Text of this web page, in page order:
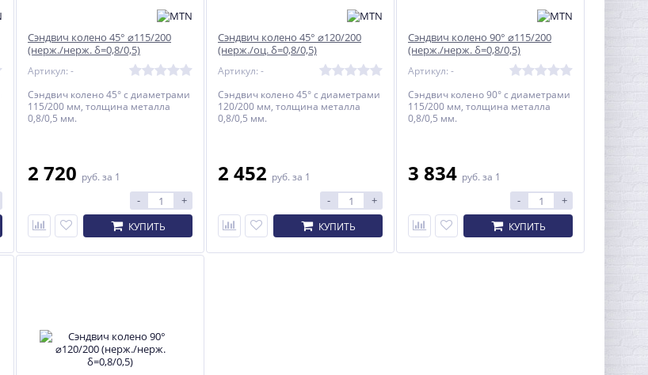
Сэндвич колено 45° ⌀115/200
(нерж./нерж. δ=0,8/0,5)
Артикул: -
Сэндвич колено 45° с диаметрами
115/200 мм, толщина металла
0,8/0,5 мм.
2 720 руб. за 1
- +
КУПИТЬ
Сэндвич колено 45° ⌀120/200
(нерж./оц. δ=0,8/0,5)
Артикул: -
Сэндвич колено 45° с диаметрами
120/200 мм, толщина металла
0,8/0,5 мм.
2 452 руб. за 1
- +
КУПИТЬ
Сэндвич колено 90° ⌀115/200
(нерж./нерж. δ=0,8/0,5)
Артикул: -
Сэндвич колено 90° с диаметрами
115/200 мм, толщина металла
0,8/0,5 мм.
3 834 руб. за 1
- +
КУПИТЬ